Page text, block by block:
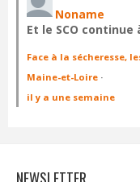
Noname
Et le SCO
Face à la sécheresse,
Maine-et-Loire ·
il y a une semaine